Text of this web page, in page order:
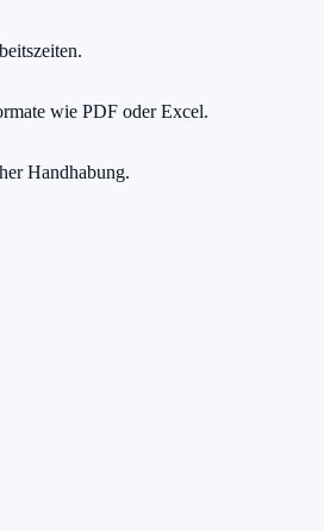
wie PDF oder Excel.
Handhabung.